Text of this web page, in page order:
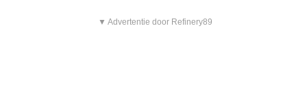
▼ Advertentie door Refinery89